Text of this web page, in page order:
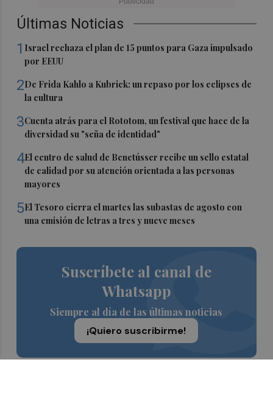
Últimas Noticias
1 Israel rechaza el plan de 15 puntos para Gaza impulsado
por EEUU
2De Frida Kahlo a Kubrick: un repaso por los eclipses de
la cultura
3Cuenta atrás para el Rototom, un festival que hace de la
diversidad su "seña de identidad"
4El centro de salud de Benetússer recibe un sello estatal
de calidad por su atención orientada a las personas
mayores
5El Tesoro cierra el martes las subastas de agosto con
una emisión de letras a tres y nueve meses
Suscríbete al canal de
Whatsapp
Siempre al día de las últimas noticias
¡Quiero suscribirme!